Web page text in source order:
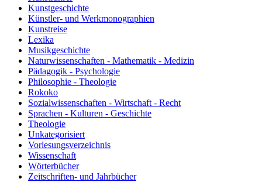
Kunstgeschichte
Künstler- und Werkmonographien
Kunstreise
Lexika
Musikgeschichte
Naturwissenschaften - Mathematik - Medizin
Pädagogik - Psychologie
Philosophie - Theologie
Rokoko
Sozialwissenschaften - Wirtschaft - Recht
Sprachen - Kulturen - Geschichte
Theologie
Unkategorisiert
Vorlesungsverzeichnis
Wissenschaft
Wörterbücher
Zeitschriften- und Jahrbücher